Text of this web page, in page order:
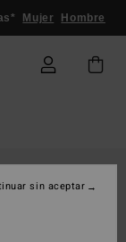
Mujer Hombre
sin aceptar